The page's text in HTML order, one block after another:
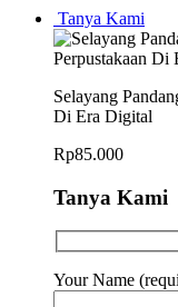
Tanya Kami
Selayang
Di Era Digital
Rp85.000
Tanya Kami
Your Name